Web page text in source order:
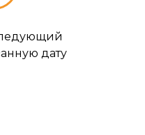
дату